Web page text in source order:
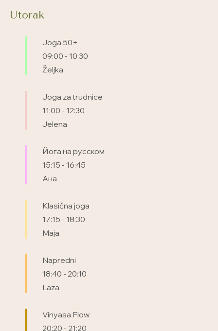
Utorak
Joga 50+
09:00 - 10:30
Željka
Joga za trudnice
11:00 - 12:30
Jelena
Йога на русском
15:15 - 16:45
Ана
Klasična joga
17:15 - 18:30
Maja
Napredni
18:40 - 20:10
Laza
Vinyasa Flow
20:20 - 21:20